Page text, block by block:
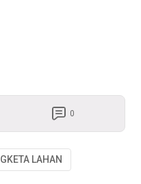
0
LAHAN